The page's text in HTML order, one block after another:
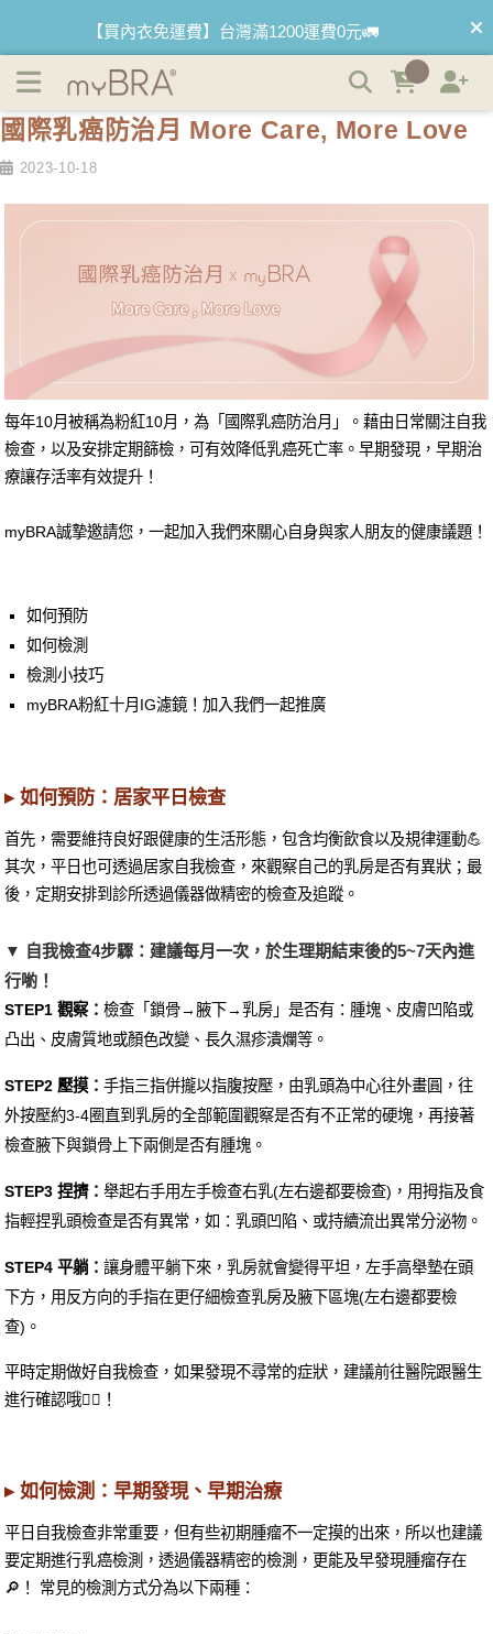
內衣品牌
【買內衣免運費】台灣滿1200運費0元🚛
【首購優惠】新客最高可折$150再免運❗
【夏日滿額贈】把衣物壓縮收納袋回家 🌞
國際乳癌防治月 More Care, More Love
2023-10-18
每年10月被稱為粉紅10月，為「國際乳癌防治月」。藉由日常關注自我
檢查，以及安排定期篩檢，可有效降低乳癌死亡率。早期發現，早期治
療讓存活率有效提升！
myBRA誠摯邀請您，一起加入我們來關心自身與家人朋友的健康議題！
如何預防
如何檢測
檢測小技巧
myBRA粉紅十月IG濾鏡！加入我們一起推廣
▸ 如何預防：居家平日檢查
首先，需要維持良好跟健康的生活形態，包含均衡飲食以及規律運動💪
其次，平日也可透過居家自我檢查，來觀察自己的乳房是否有異狀；最
後，定期安排到診所透過儀器做精密的檢查及追蹤。
▼ 自我檢查4步驟：建議每月一次，於生理期結束後的5~7天內進
行喲！
STEP1 觀察：檢查「鎖骨→腋下→乳房」是否有：腫塊、皮膚凹陷或
凸出、皮膚質地或顏色改變、長久濕疹潰爛等。
STEP2 壓摸：手指三指併攏以指腹按壓，由乳頭為中心往外畫圓，往
外按壓約3-4圈直到乳房的全部範圍觀察是否有不正常的硬塊，再接著
檢查腋下與鎖骨上下兩側是否有腫塊。
STEP3 捏擠：舉起右手用左手檢查右乳(左右邊都要檢查)，用拇指及食
指輕捏乳頭檢查是否有異常，如：乳頭凹陷、或持續流出異常分泌物。
STEP4 平躺：讓身體平躺下來，乳房就會變得平坦，左手高舉墊在頭
下方，用反方向的手指在更仔細檢查乳房及腋下區塊(左右邊都要檢
查)。
平時定期做好自我檢查，如果發現不尋常的症狀，建議前往醫院跟醫生
進行確認哦🧑‍⚕！
▸ 如何檢測：早期發現、早期治療
平日自我檢查非常重要，但有些初期腫瘤不一定摸的出來，所以也建議
要定期進行乳癌檢測，透過儀器精密的檢測，更能及早發現腫瘤存在
🔎！ 常見的檢測方式分為以下兩種：